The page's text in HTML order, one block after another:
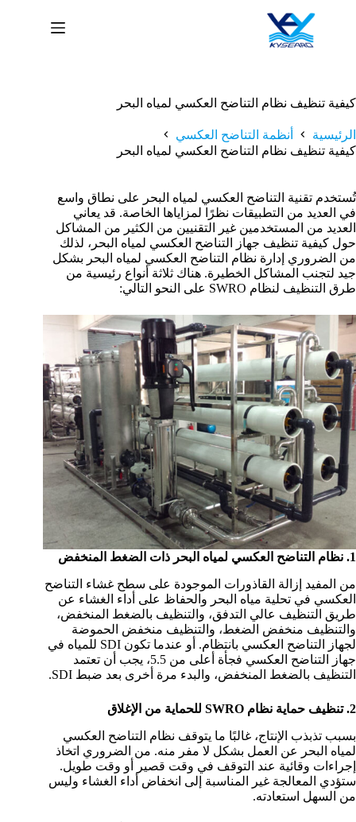
كيفية تنظيف نظام التناضح العكسي لمياه البحر
الرئيسية
أنظمة التناضح العكسي
كيفية تنظيف نظام التناضح العكسي لمياه البحر
تُستخدم تقنية التناضح العكسي لمياه البحر على نطاق واسع
في العديد من التطبيقات نظرًا لمزاياها الخاصة. قد يعاني
العديد من المستخدمين غير التقنيين من الكثير من المشاكل
حول كيفية تنظيف جهاز التناضح العكسي لمياه البحر، لذلك
من الضروري إدارة نظام التناضح العكسي لمياه البحر بشكل
جيد لتجنب المشاكل الخطيرة. هناك ثلاثة أنواع رئيسية من
طرق التنظيف لنظام SWRO على النحو التالي:
1. نظام التناضح العكسي لمياه البحر ذات الضغط المنخفض
من المفيد إزالة القاذورات الموجودة على سطح غشاء التناضح
العكسي في تحلية مياه البحر والحفاظ على أداء الغشاء عن
طريق التنظيف عالي التدفق، والتنظيف بالضغط المنخفض،
والتنظيف منخفض الضغط، والتنظيف منخفض الحموضة
لجهاز التناضح العكسي بانتظام. أو عندما تكون SDI للمياه في
جهاز التناضح العكسي فجأة أعلى من 5.5، يجب أن تعتمد
التنظيف بالضغط المنخفض، والبدء مرة أخرى بعد ضبط SDI.
2. تنظيف حماية نظام SWRO للحماية من الإغلاق
بسبب تذبذب الإنتاج، غالبًا ما يتوقف نظام التناضح العكسي
لمياه البحر عن العمل بشكل لا مفر منه. من الضروري اتخاذ
إجراءات وقائية عند التوقف في وقت قصير أو وقت طويل.
ستؤدي المعالجة غير المناسبة إلى انخفاض أداء الغشاء وليس
من السهل استعادته.